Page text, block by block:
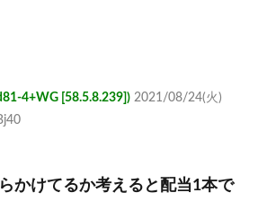
4+WG [58.5.8.239]) 2021/08/24(火)
かけてるか考えると配当1本で